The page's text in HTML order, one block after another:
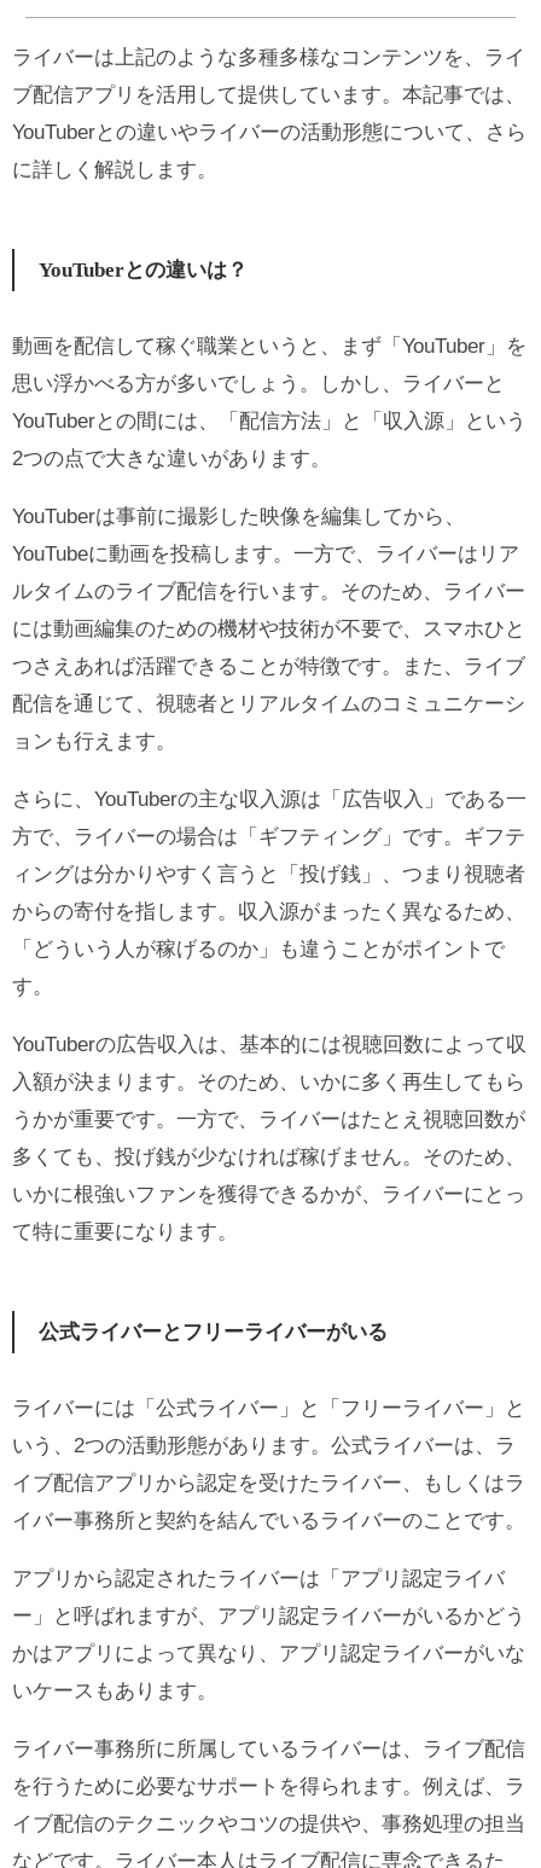
ライバーは上記のような多種多様なコンテンツを、ライ
ブ配信アプリを活用して提供しています。本記事では、
YouTuberとの違いやライバーの活動形態について、さら
に詳しく解説します。
YouTuberとの違いは？
動画を配信して稼ぐ職業というと、まず「YouTuber」を
思い浮かべる方が多いでしょう。しかし、ライバーと
YouTuberとの間には、「配信方法」と「収入源」という
2つの点で大きな違いがあります。
YouTuberは事前に撮影した映像を編集してから、
YouTubeに動画を投稿します。一方で、ライバーはリア
ルタイムのライブ配信を行います。そのため、ライバー
には動画編集のための機材や技術が不要で、スマホひと
つさえあれば活躍できることが特徴です。また、ライブ
配信を通じて、視聴者とリアルタイムのコミュニケーシ
ョンも行えます。
さらに、YouTuberの主な収入源は「広告収入」である一
方で、ライバーの場合は「ギフティング」です。ギフテ
ィングは分かりやすく言うと「投げ銭」、つまり視聴者
からの寄付を指します。収入源がまったく異なるため、
「どういう人が稼げるのか」も違うことがポイントで
す。
YouTuberの広告収入は、基本的には視聴回数によって収
入額が決まります。そのため、いかに多く再生してもら
うかが重要です。一方で、ライバーはたとえ視聴回数が
多くても、投げ銭が少なければ稼げません。そのため、
いかに根強いファンを獲得できるかが、ライバーにとっ
て特に重要になります。
公式ライバーとフリーライバーがいる
ライバーには「公式ライバー」と「フリーライバー」と
いう、2つの活動形態があります。公式ライバーは、ラ
イブ配信アプリから認定を受けたライバー、もしくはラ
イバー事務所と契約を結んでいるライバーのことです。
アプリから認定されたライバーは「アプリ認定ライバ
ー」と呼ばれますが、アプリ認定ライバーがいるかどう
かはアプリによって異なり、アプリ認定ライバーがいな
いケースもあります。
ライバー事務所に所属しているライバーは、ライブ配信
を行うために必要なサポートを得られます。例えば、ラ
イブ配信のテクニックやコツの提供や、事務処理の担当
などです。ライバー本人はライブ配信に専念できるた